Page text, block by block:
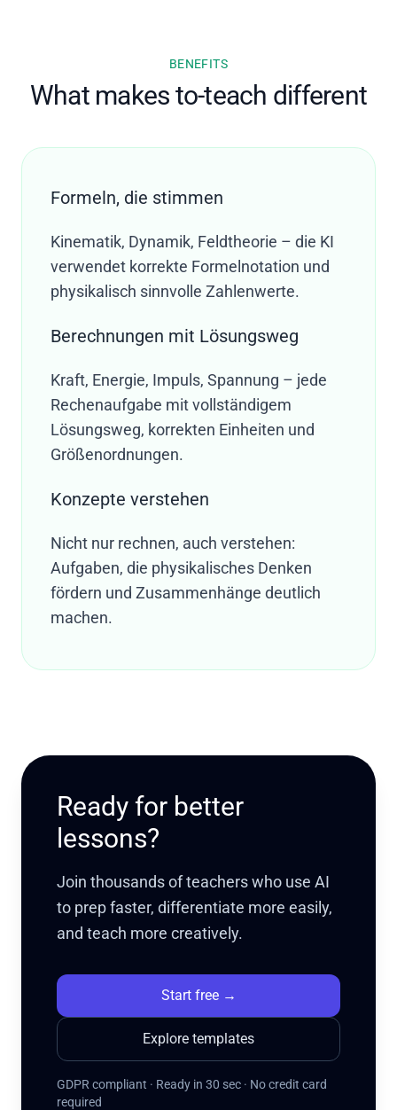
BENEFITS
What makes to-teach different
Formeln, die stimmen
Kinematik, Dynamik, Feldtheorie – die KI
verwendet korrekte Formelnotation und
physikalisch sinnvolle Zahlenwerte.
Berechnungen mit Lösungsweg
Kraft, Energie, Impuls, Spannung – jede
Rechenaufgabe mit vollständigem
Lösungsweg, korrekten Einheiten und
Größenordnungen.
Konzepte verstehen
Nicht nur rechnen, auch verstehen:
Aufgaben, die physikalisches Denken
fördern und Zusammenhänge deutlich
machen.
Ready for better
lessons?
Join thousands of teachers who use AI
to prep faster, differentiate more easily,
and teach more creatively.
Start free→
Explore templates
GDPR compliant · Ready in 30 sec · No credit card
required